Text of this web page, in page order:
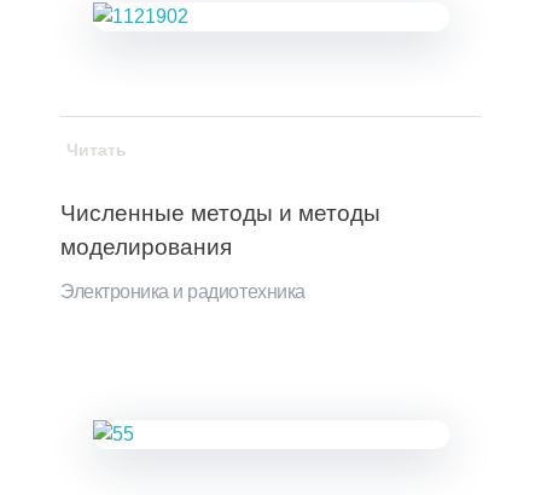
Численные методы и методы
моделирования
Электроника и радиотехника
Читать